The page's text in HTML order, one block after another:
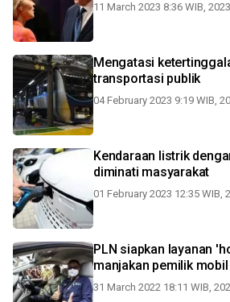
11 March 2023 8:36 WIB, 2023
Mengatasi
transportasi publik
04 February 2023 9:19 WIB,
Kendaraan listrik
diminati masyarakat
01 February 2023 12:35 WIB,
PLN siapkan layanan
manjakan pemilik
31 March 2022 18:11 WIB,